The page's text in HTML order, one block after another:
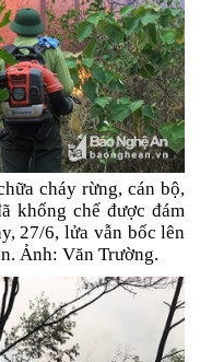
cháy rừng, cán bộ,
khống chế được đám
27/6, lửa vẫn bốc lên
Ảnh: Văn Trường.